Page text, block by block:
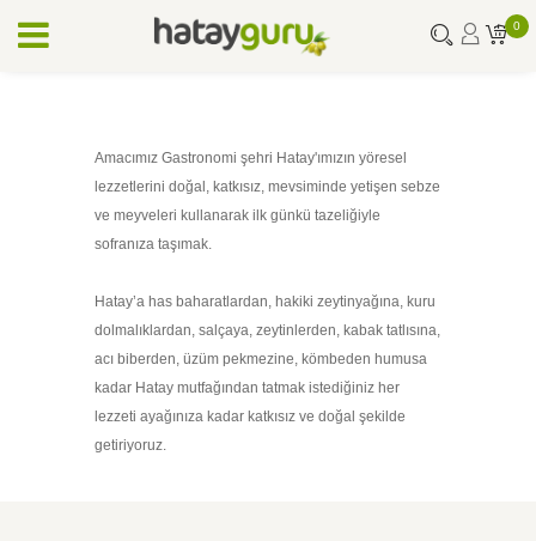
0
Amacımız Gastronomi şehri Hatay'ımızın yöresel
lezzetlerini doğal, katkısız, mevsiminde yetişen sebze
ve meyveleri kullanarak ilk günkü tazeliğiyle
sofranıza taşımak.
Hatay’a has baharatlardan, hakiki zeytinyağına, kuru
dolmalıklardan, salçaya, zeytinlerden, kabak tatlısına,
acı biberden, üzüm pekmezine, kömbeden humusa
kadar Hatay mutfağından tatmak istediğiniz her
lezzeti ayağınıza kadar katkısız ve doğal şekilde
getiriyoruz.